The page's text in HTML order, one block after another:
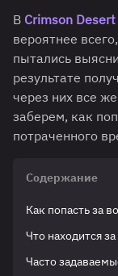
В Crimson Desert
вероятнее
пытались
результате
через них все
заберем, как
потраченного
Содержание
Как попасть за
Что находится
Часто